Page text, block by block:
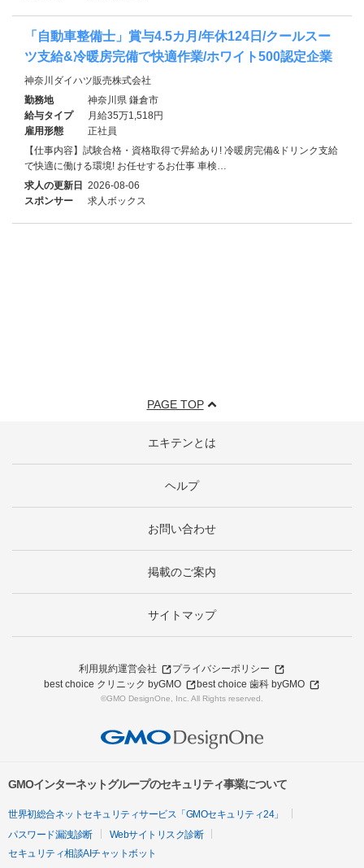
「自動車整備士」賞与4.5カ月/年休124日/クールスー
ツ支給&冷暖房完備で快適作業/ホワイト500認定企業
神奈川ダイハツ販売株式会社
勤務地
神奈川県 鎌倉市
給与タイプ
月給35万1,518円
雇用形態
正社員
【仕事内容】試験合格・資格取得で昇給あり! 冷暖房完備&ドリンク支給
で快適に働ける環境! お任せするお仕事 車検…
求人の更新日 2026-08-06
スポンサー
求人ボックス
PAGE TOP
エキテンとは
ヘルプ
お問い合わせ
掲載のご案内
サイトマップ
利用規約運営会社
プライバシーポリシー
best choice クリニック byGMO
best choice 歯科 byGMO
©GMO DesignOne, Inc. All Rights reserved.
GMOインターネットグループのセキュリティ事業について
世界初総合ネットセキュリティサービス「GMOセキュリティ24」
パスワード漏洩診断
Webサイトリスク診断
セキュリティ相談AIチャットボット